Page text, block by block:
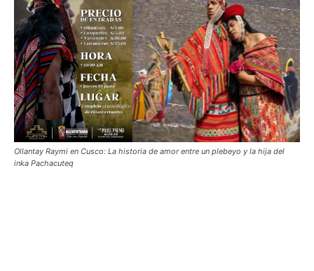
Ollantay Raymi en Cusco: La historia de amor entre un plebeyo y la hija del
inka Pachacuteq